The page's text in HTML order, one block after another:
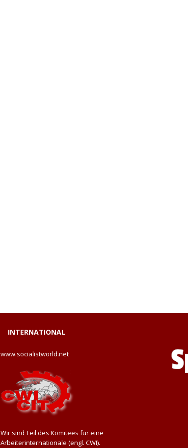
INTERNATIONAL
www.socialistworld.net
Wir sind Teil des Komitees für eine
Arbeiterinternationale (engl. CWI).